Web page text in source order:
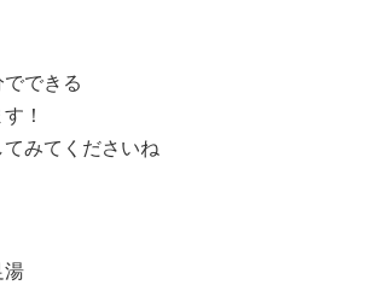
できる
！
みてくださいね
湯